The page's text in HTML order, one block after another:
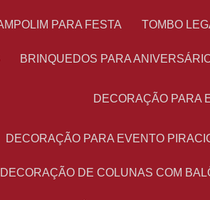
PARA FESTA TOMBO
BRINQUEDOS PARA
DECORAÇÃO PARA
DECORAÇÃO PARA EVENTO
DECORAÇÃO DE COLUNAS COM